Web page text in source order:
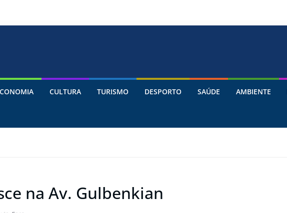
CULTURA TURISMO DESPORTO SAÚDE AMBIENTE
na Av. Gulbenkian